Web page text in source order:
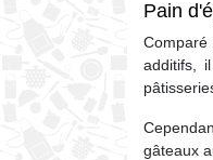
Pain
Comparé
additifs,
gâteaux